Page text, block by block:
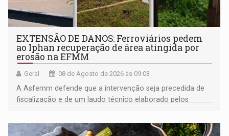
EXTENSÃO DE DANOS: Ferroviários pedem
ao Iphan recuperação de área atingida por
erosão na EFMM
Geral 08 de Agosto de 2026 às 09:03
A Asfemm defende que a intervenção seja precedida de
fiscalização e de um laudo técnico elaborado pelos